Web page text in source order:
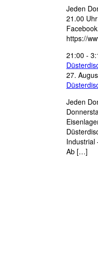
Jeden
21.00
https://
21:00 -
27.
Jeden
Industrial
Ab […]